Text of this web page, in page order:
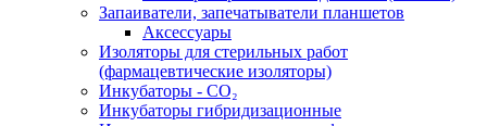
Запаиватели, запечатыватели планшетов
Аксессуары
Изоляторы для стерильных работ
(фармацевтические изоляторы)
Инкубаторы - CO₂
Инкубаторы гибридизационные